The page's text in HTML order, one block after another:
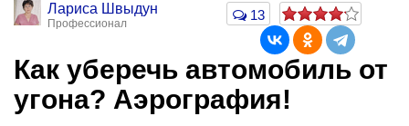
Лариса Швыдун
Профессионал
13
Как уберечь автомобиль от
угона? Аэрография!